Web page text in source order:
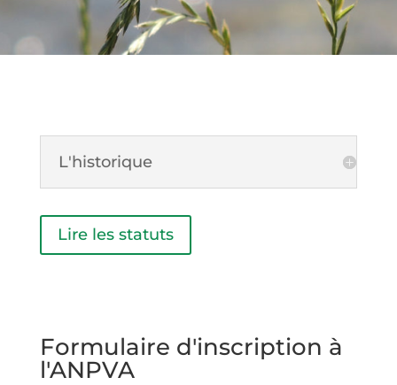
L'historique
Lire les statuts
Formulaire d'inscription à
l'ANPVA